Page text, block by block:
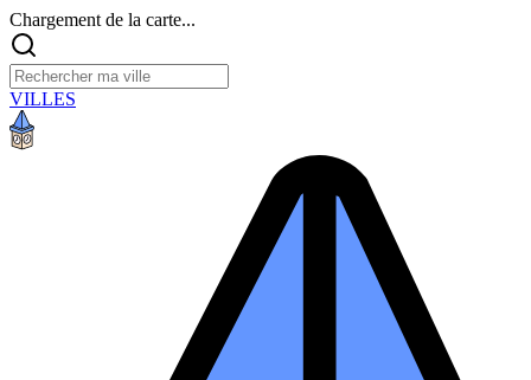
Chargement de la carte...
VILLES